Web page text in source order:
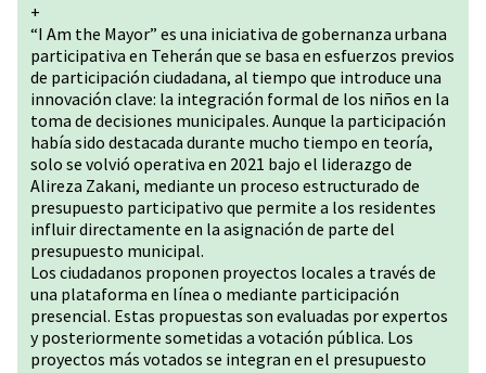
+
“I Am the Mayor” es una iniciativa de gobernanza urbana
participativa en Teherán que se basa en esfuerzos previos
de participación ciudadana, al tiempo que introduce una
innovación clave: la integración formal de los niños en la
toma de decisiones municipales. Aunque la participación
había sido destacada durante mucho tiempo en teoría,
solo se volvió operativa en 2021 bajo el liderazgo de
Alireza Zakani, mediante un proceso estructurado de
presupuesto participativo que permite a los residentes
influir directamente en la asignación de parte del
presupuesto municipal.
Los ciudadanos proponen proyectos locales a través de
una plataforma en línea o mediante participación
presencial. Estas propuestas son evaluadas por expertos
y posteriormente sometidas a votación pública. Los
proyectos más votados se integran en el presupuesto